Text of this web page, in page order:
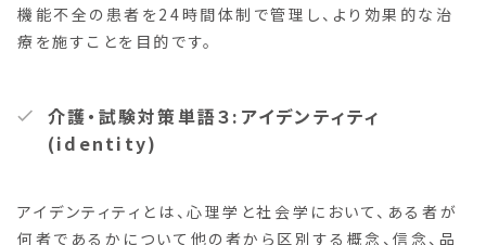
機能不全の患者を24時間体制で管理し、より効果的な治
療を施すことを目的です。
介護・試験対策単語３:アイデンティティ
(identity)
アイデンティティとは、心理学と社会学において、ある者が
何者であるかについて他の者から区別する概念、信念、品